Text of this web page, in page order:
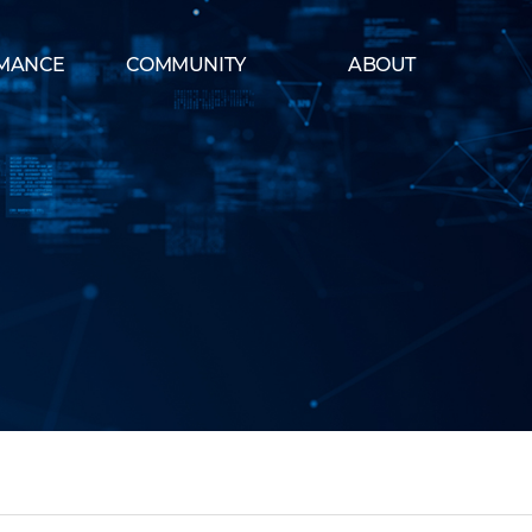
COMMUNITY ABOUT